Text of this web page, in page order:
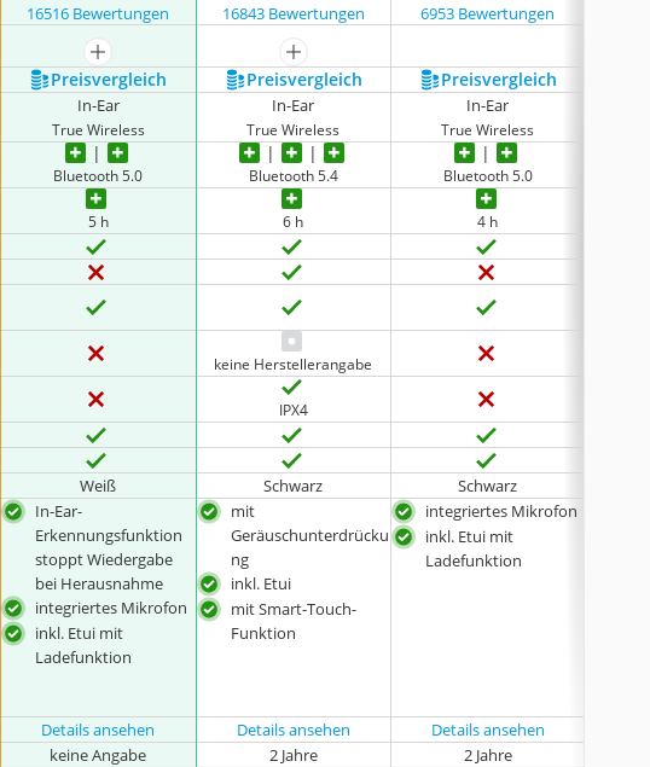
16516 Bewertungen 16843 Bewertungen 6953 Bewertungen
mehr anzeigen
mehr anzeigen
Preis­vergleich Preis­vergleich Preis­vergleich
In-Ear
True Wireless
In-Ear
True Wireless
In-Ear
True Wireless
Bluetooth 5.0 Bluetooth 5.4 Bluetooth 5.0
5 h 6 h 4 h
keine Herstellerangabe
IPX4
Weiß Schwarz Schwarz
In-Ear-
Erkennungsfunktion
stoppt Wiedergabe
bei Herausnahme
integriertes Mikrofon
inkl. Etui mit
Ladefunktion
mit
Geräuschunterdrücku
ng
inkl. Etui
mit Smart-Touch-
Funktion
integriertes Mikrofon
inkl. Etui mit
Ladefunktion
Details ansehen Details ansehen Details ansehen
keine Angabe 2 Jahre 2 Jahre